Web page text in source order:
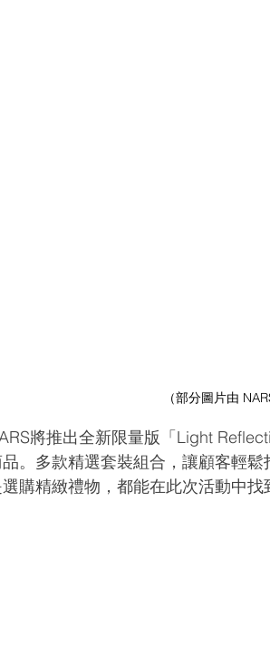
（部分圖片由
將推出全新限量版「Light
。多款精選套裝組合，讓顧客輕
購精緻禮物，都能在此次活動中找